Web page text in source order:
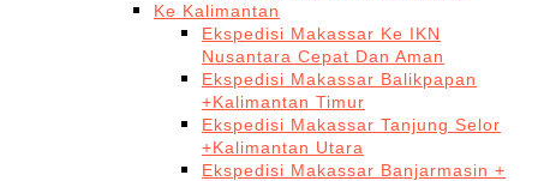
Ke Kalimantan
Ekspedisi Makassar Ke IKN
Nusantara Cepat Dan Aman
Ekspedisi Makassar Balikpapan
+Kalimantan Timur
Ekspedisi Makassar Tanjung Selor
+Kalimantan Utara
Ekspedisi Makassar Banjarmasin +